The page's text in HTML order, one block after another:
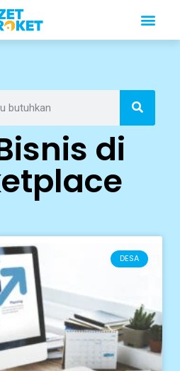
di
DESA